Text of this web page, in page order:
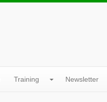
Training Newsletter